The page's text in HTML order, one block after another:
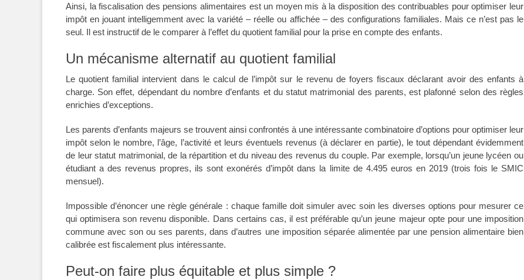
Ainsi, la fiscalisation des pensions alimentaires est un moyen mis à la disposition des contribuables pour optimiser leur
impôt en jouant intelligemment avec la variété – réelle ou affichée – des configurations familiales. Mais ce n’est pas le
seul. Il est instructif de le comparer à l’effet du quotient familial pour la prise en compte des enfants.
Un mécanisme alternatif au quotient familial
Le quotient familial intervient dans le calcul de l’impôt sur le revenu de foyers fiscaux déclarant avoir des enfants à
charge. Son effet, dépendant du nombre d’enfants et du statut matrimonial des parents, est plafonné selon des règles
enrichies d’exceptions.
Les parents d’enfants majeurs se trouvent ainsi confrontés à une intéressante combinatoire d’options pour optimiser leur
impôt selon le nombre, l’âge, l’activité et leurs éventuels revenus (à déclarer en partie), le tout dépendant évidemment
de leur statut matrimonial, de la répartition et du niveau des revenus du couple. Par exemple, lorsqu’un jeune lycéen ou
étudiant a des revenus propres, ils sont exonérés d’impôt dans la limite de 4.495 euros en 2019 (trois fois le SMIC
mensuel).
Impossible d’énoncer une règle générale : chaque famille doit simuler avec soin les diverses options pour mesurer ce
qui optimisera son revenu disponible. Dans certains cas, il est préférable qu’un jeune majeur opte pour une imposition
commune avec son ou ses parents, dans d’autres une imposition séparée alimentée par une pension alimentaire bien
calibrée est fiscalement plus intéressante.
Peut-on faire plus équitable et plus simple ?